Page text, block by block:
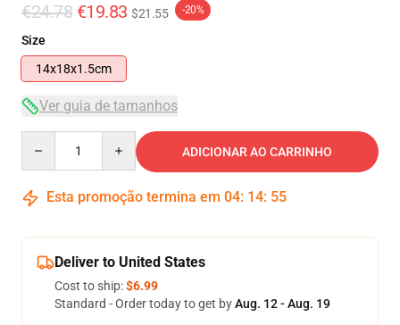
€24.78 €19.83 $21.55 -20%
Size
14x18x1.5cm
Ver guia de tamanhos
ADICIONAR AO CARRINHO
Esta promoção termina em 04: 14: 54
Deliver to United States
Cost to ship:$6.99
Standard - Order today to get byAug. 12 - Aug. 19